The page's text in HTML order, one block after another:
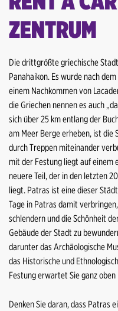
Heraklion Hafen
Kalamata Flughafen
Karpathos Flughafen
Lesbos Flughafen
Lesbos Zentrum
Mykonos Flughafen
Nidri Hafen
Patras Zentrum
Paros Flughafen
Piräus Hafen
Paros Hafen
Heraklion Flughafen
Heraklion Zentrum
Heraklion Hafen
Kalamata Flughafen
Karpathos
Lesbos Flughafen
Lesbos Zentrum
Mykonos Flughafen
Nidri Hafen
Patras Zentrum
Paros Flughafen
ZENTRUM
Die drittgrößte griechische
Panahaikon. Es wurde nach
einem Nachkommen von
die Griechen nennen es auch
sich über 25 km entlang der
am Meer Berge erheben, ist die
durch Treppen miteinander
mit der Festung liegt auf einem
neuere Teil, der in den letzten
liegt. Patras ist eine dieser
Tage in Patras damit
schlendern und die Schönheit
Gebäude der Stadt zu
darunter das Archäologische
das Historische und
Festung erwartet Sie ganz
Denken Sie daran, dass Patras